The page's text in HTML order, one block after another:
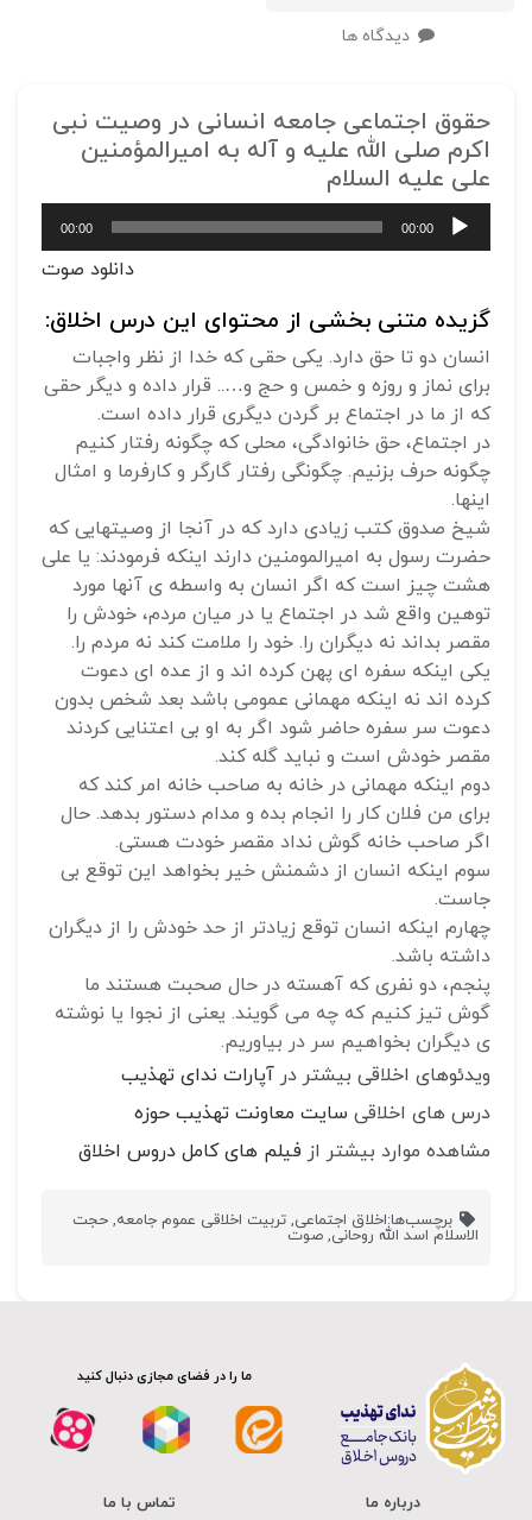
دیدگاه ها
حقوق اجتماعی جامعه انسانی در وصیت نبی
اکرم صلی الله علیه و آله به امیرالمؤمنین
علی علیه السلام
پخش‌کننده
صوت
00:00
00:00
دانلود صوت
گزیده متنی بخشی از محتوای این درس اخلاق:
انسان دو تا حق دارد. یکی حقی که خدا از نظر واجبات
برای نماز و روزه و خمس و حج و….. قرار داده و دیگر حقی
که از ما در اجتماع بر گردن دیگری قرار داده است.
در اجتماع، حق خانوادگی، محلی که چگونه رفتار کنیم
چگونه حرف بزنیم. چگونگی رفتار گارگر و کارفرما و امثال
اینها.
شیخ صدوق کتب زیادی دارد که در آنجا از وصیتهایی که
حضرت رسول به امیرالمومنین دارند اینکه فرمودند: یا علی
هشت چیز است که اگر انسان به واسطه ی آنها مورد
توهین واقع شد در اجتماع یا در میان مردم، خودش را
مقصر بداند نه دیگران را. خود را ملامت کند نه مردم را.
یکی اینکه سفره ای پهن کرده اند و از عده ای دعوت
کرده اند نه اینکه مهمانی عمومی باشد بعد شخص بدون
دعوت سر سفره حاضر شود اگر به او بی اعتنایی کردند
مقصر خودش است و نباید گله کند.
دوم اینکه مهمانی در خانه به صاحب خانه امر کند که
برای من فلان کار را انجام بده و مدام دستور بدهد. حال
اگر صاحب خانه گوش نداد مقصر خودت هستی.
سوم اینکه انسان از دشمنش خیر بخواهد این توقع بی
جاست.
چهارم اینکه انسان توقع زیادتر از حد خودش را از دیگران
داشته باشد.
پنجم، دو نفری که آهسته در حال صحبت هستند ما
گوش تیز کنیم که چه می گویند. یعنی از نجوا یا نوشته
ی دیگران بخواهیم سر در بیاوریم.
ویدئوهای اخلاقی بیشتر در آپارات ندای تهذیب
درس های اخلاقی سایت معاونت تهذیب حوزه
مشاهده موارد بیشتر از فیلم های کامل دروس اخلاق
برچسب‌ها:اخلاق اجتماعی,تربیت اخلاقی عموم جامعه,حجت
الاسلام اسد الله روحانی, صوت
ما را در فضای مجازی دنبال کنید
درباره ما تماس با ما